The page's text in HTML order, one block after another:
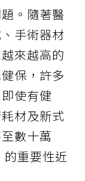
。隨著醫
手術器材
來越高的
保，許多
使有健
材及新式
數十萬
重要性近